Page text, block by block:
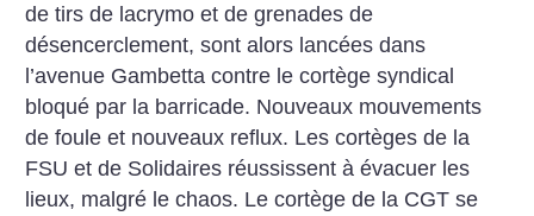
de tirs de lacrymo et de grenades de
désencerclement, sont alors lancées dans
l’avenue Gambetta contre le cortège syndical
bloqué par la barricade. Nouveaux mouvements
de foule et nouveaux reflux. Les cortèges de la
FSU et de Solidaires réussissent à évacuer les
lieux, malgré le chaos. Le cortège de la CGT se